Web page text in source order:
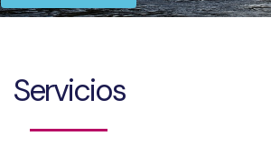
Servicios